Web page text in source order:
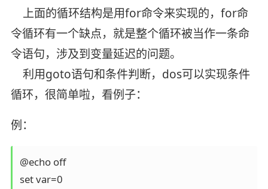
上面的循环结构是用for命令来实现的，for命
令循环有一个缺点，就是整个循环被当作一条命
令语句，涉及到变量延迟的问题。
利用goto语句和条件判断，dos可以实现条件
循环，很简单啦，看例子：
例：
@echo off
set var=0